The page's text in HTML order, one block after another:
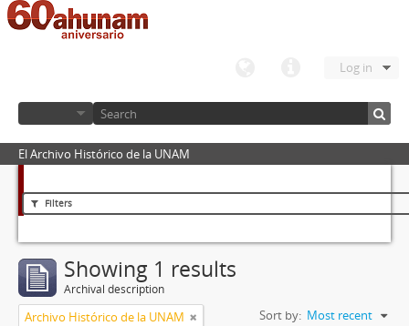
Log in
El Archivo Histórico de la UNAM
Filters
Showing 1 results
Archival description
Archivo Histórico de la UNAM Sort by: Most recent